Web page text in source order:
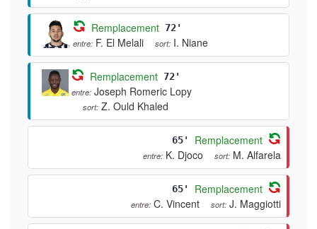
Remplacement 72'
entre: F. El Melali sort: I. Niane
Remplacement 72'
entre: Joseph Romeric Lopy
sort: Z. Ould Khaled
65' Remplacement
entre: K. Djoco sort: M. Alfarela
65' Remplacement
entre: C. Vincent sort: J. Maggiotti